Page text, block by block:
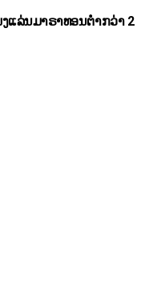
ແລ່ນມາຣາທອນຕ່ຳກວ່າ 2